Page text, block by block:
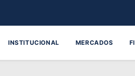
INSTITUCIONAL MERCADOS